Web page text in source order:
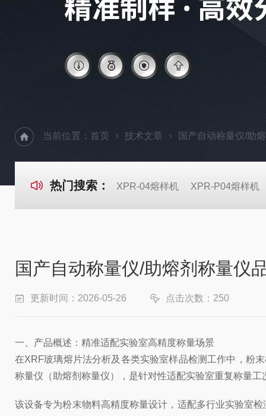
当前位置： 首页 技术文章 国产自动称量仪/助
热门搜索： XPR-04熔样机 XPR-P04熔样机
国产自动称量仪/助熔剂称量仪
更新时间：2026-05-26 点击次数：250
一、产品概述：精准适配实验室高精度称量场景
在XRF玻璃熔片法分析及各类实验室样品检测工作中，粉
称量仪（助熔剂称量仪），是针对性适配实验室重复称量
该设备专为粉末物料高精度称量设计，适配多行业实验室